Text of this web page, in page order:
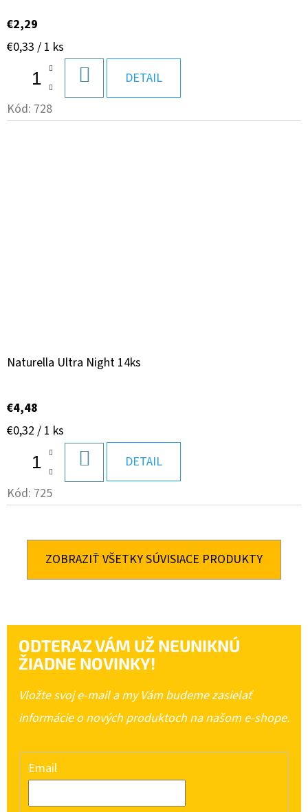
€2,29
Jednotková
€0,33 / 1 ks
KOŠÍKA
DETAIL
Kód: 728
Naturella Ultra Night 14ks
€4,48
Jednotková
€0,32 / 1 ks
KOŠÍKA
DETAIL
Kód: 725
ZOBRAZIŤ VŠETKY SÚVISIACE PRODUKTY
ODTERAZ VÁM UŽ NEUNIKNÚ
ŽIADNE NOVINKY!
Vložte svoj e-mail a my Vám budeme zasielať
informácie o nových produktoch na našom e-shope.
Email